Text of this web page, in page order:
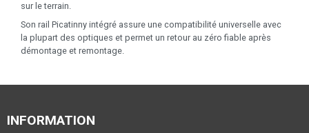
sur le terrain.
Son rail Picatinny intégré assure une compatibilité universelle avec
la plupart des optiques et permet un retour au zéro fiable après
démontage et remontage.
INFORMATION